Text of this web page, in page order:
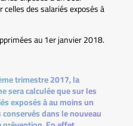
des salariés exposés à
au 1er janvier 2018.
trimestre 2017, la
sera calculée que sur les
exposés à au moins un
dans le nouveau